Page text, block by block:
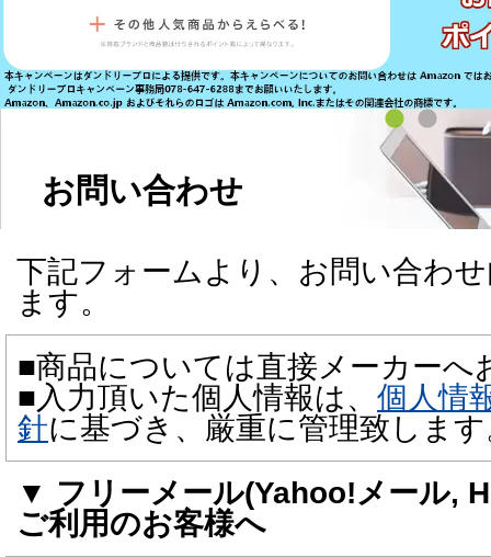
お問い合わせ
下記フォームより、お問い合わ
ます。
■商品については直接メーカーへ
■入力頂いた個人情報は、 個人情
針に基づき、厳重に管理致しま
▼ フリーメール(Yahoo!メール,
ご利用のお客様へ